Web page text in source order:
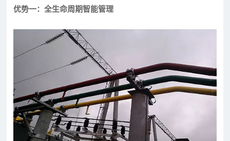
优势一：全生命周期智能管理